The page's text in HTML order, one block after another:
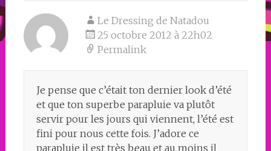
Le Dressing de Natadou
25 octobre 2012 à 22h02
Permalink
Je pense que c’était ton dernier look d’été
et que ton superbe parapluie va plutôt
servir pour les jours qui viennent, l’été est
fini pour nous cette fois. J’adore ce
parapluie il est très beau et au moins il